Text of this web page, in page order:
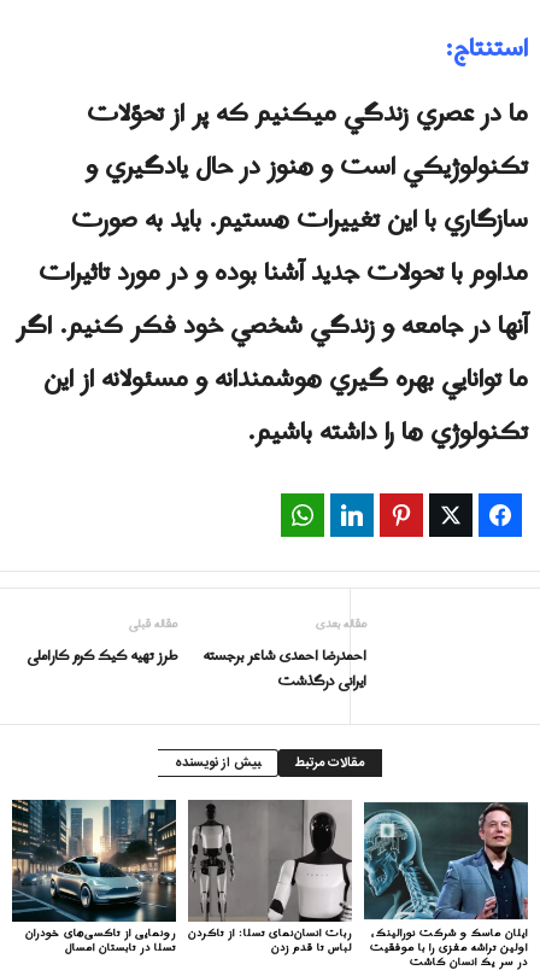
استنتاج:
ما در عصري زندگي ميكنيم كه پر از تحوّلات
تكنولوژيكي است و هنوز در حال يادگيري و
سازگاري با اين تغييرات هستيم. بايد به صورت
مداوم با تحولات جديد آشنا بوده و در مورد تاثيرات
آنها در جامعه و زندگي شخصي خود فكر كنيم. اگر
ما توانايي بهره گيري هوشمندانه و مسئولانه از اين
تكنولوژي ها را داشته باشيم.
Facebook
Twitter
Pinterest
LinkedIn
مقاله قبلی
طرز تهیه کیک کرم کاراملی
مقاله بعدی
احمدرضا احمدی شاعر برجسته
ایرانی درگذشت
مقالات مرتبط بیش از نویسنده
رونمایی از تاکسی‌های خودران
تسلا در تابستان امسال
ربات انسان‌نمای تسلا: از تاکردن
لباس تا قدم زدن
ایلان ماسک و شرکت نورالینک،
اولین تراشه مغزی را با موفقیت
در سر یک انسان کاشت